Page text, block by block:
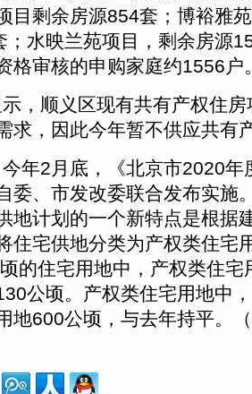
目剩余房源854套；博裕雅
；水映兰苑项目，剩余房源
格审核的申购家庭约1556户
顺义区现有共有产权住房
求，因此今年暂不供应共有
2月底，《北京市2020年
委、市发改委联合发布实施
地计划的一个新特点是根据
住宅供地分类为产权类住宅
的住宅用地中，产权类住宅
公顷。产权类住宅用地中
地600公顷，与去年持平。